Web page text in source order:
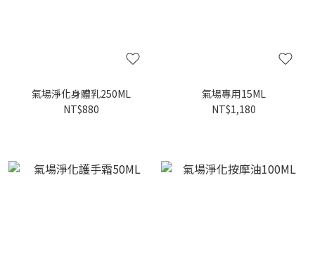
氣場淨化身體乳250ML
NT$880
氣場專用15ML
NT$1,180